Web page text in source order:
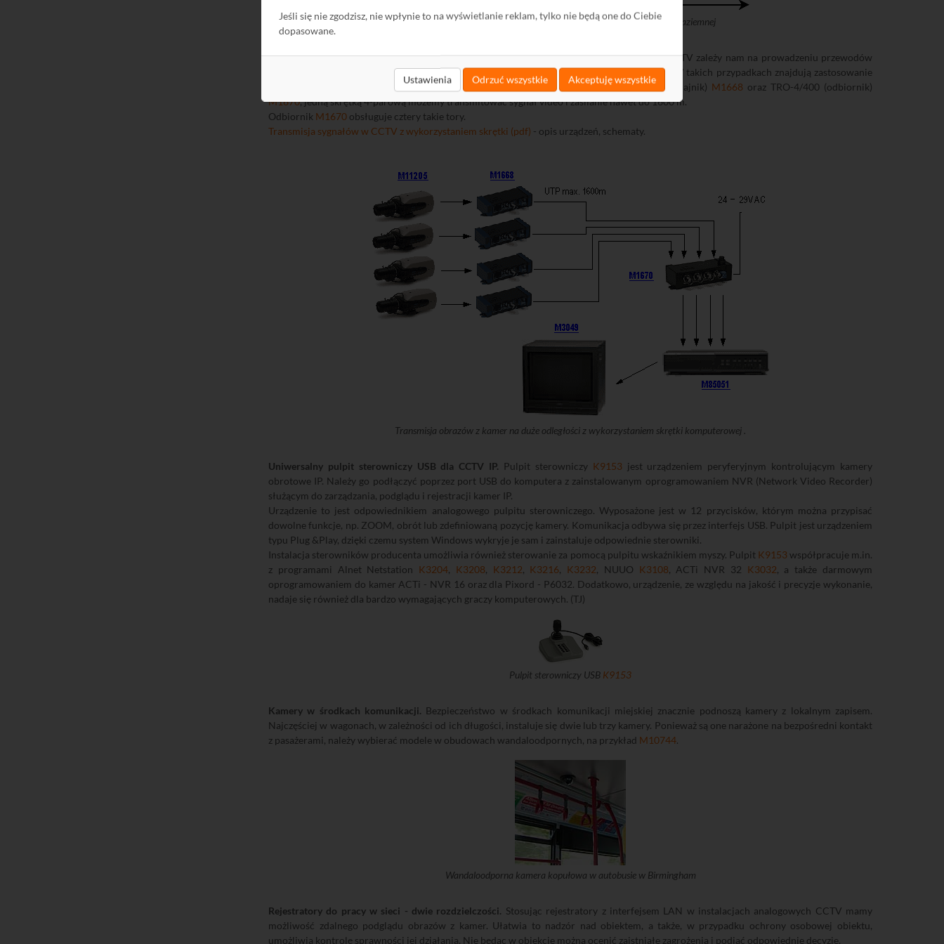
Jeśli się nie zgodzisz, nie wpłynie to na wyświetlanie reklam, tylko nie będą one do Ciebie
dopasowane.
Ustawienia Odrzuć wszystkie Akceptuję wszystkie
Dostarczenie do abonenta dwóch sygnałów z Hotbirda oraz TV naziemnej
Zastosowanie aktywnych transformatorów video.
Często podczas wykonywania instalacji CCTV zależy nam na prowadzeniu przewodów
wiązką o jak najmniejszym przekroju lub osiągnięciu zasięgu przekraczających 150 metrów. W takich przypadkach znajdują zastosowanie
transformatory video po skrętce. Wykorzystując aktywne transformatory - TRN-1/400 (nadajnik) M1668 oraz TRO-4/400 (odbiornik)
M1670, jedną skrętką 4-parową możemy transmitować sygnał video i zasilanie nawet do 1600 m.
Odbiornik M1670 obsługuje cztery takie tory.
Transmisja sygnałów w CCTV z wykorzystaniem skrętki (pdf) - opis urządzeń, schematy.
Transmisja obrazów z kamer na duże odległości z wykorzystaniem skrętki komputerowej .
Uniwersalny pulpit sterowniczy USB dla CCTV IP. Pulpit sterowniczy K9153 jest urządzeniem peryferyjnym kontrolującym kamery
obrotowe IP. Należy go podłączyć poprzez port USB do komputera z zainstalowanym oprogramowaniem NVR (Network Video Recorder)
służącym do zarządzania, podglądu i rejestracji kamer IP.
Urządzenie to jest odpowiednikiem analogowego pulpitu sterowniczego. Wyposażone jest w 12 przycisków, którym można przypisać
dowolne funkcje, np. ZOOM, obrót lub zdefiniowaną pozycję kamery. Komunikacja odbywa się przez interfejs USB. Pulpit jest urządzeniem
typu Plug &Play, dzięki czemu system Windows wykryje je sam i zainstaluje odpowiednie sterowniki.
Instalacja sterowników producenta umożliwia również sterowanie za pomocą pulpitu wskaźnikiem myszy. Pulpit K9153 współpracuje m.in.
z programami Alnet Netstation K3204, K3208, K3212, K3216, K3232, NUUO K3108, ACTi NVR 32 K3032, a także darmowym
oprogramowaniem do kamer ACTi - NVR 16 oraz dla Pixord - P6032. Dodatkowo, urządzenie, ze względu na jakość i precyzje wykonanie,
nadaje się również dla bardzo wymagających graczy komputerowych. (TJ)
Pulpit sterowniczy USB K9153
Kamery w środkach komunikacji. Bezpieczeństwo w środkach komunikacji miejskiej znacznie podnoszą kamery z lokalnym zapisem.
Najczęściej w wagonach, w zależności od ich długości, instaluje się dwie lub trzy kamery. Ponieważ są one narażone na bezpośredni kontakt
z pasażerami, należy wybierać modele w obudowach wandaloodpornych, na przykład M10744.
Wandaloodporna kamera kopułowa w autobusie w Birmingham
Rejestratory do pracy w sieci - dwie rozdzielczości. Stosując rejestratory z interfejsem LAN w instalacjach analogowych CCTV mamy
możliwość zdalnego podglądu obrazów z kamer. Ułatwia to nadzór nad obiektem, a także, w przypadku ochrony osobowej obiektu,
umożliwia kontrolę sprawności jej działania. Nie będąc w obiekcie można ocenić zaistniałe zagrożenia i podjąć odpowiednie decyzje.